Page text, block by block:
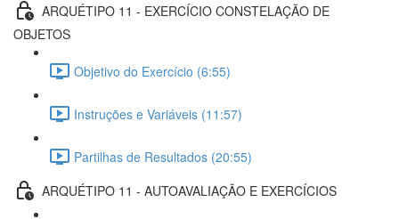
ARQUÉTIPO 11 - EXERCÍCIO CONSTELAÇÃO DE
OBJETOS
Objetivo do Exercício (6:55)
Instruções e Variáveis (11:57)
Partilhas de Resultados (20:55)
ARQUÉTIPO 11 - AUTOAVALIAÇÃO E EXERCÍCIOS